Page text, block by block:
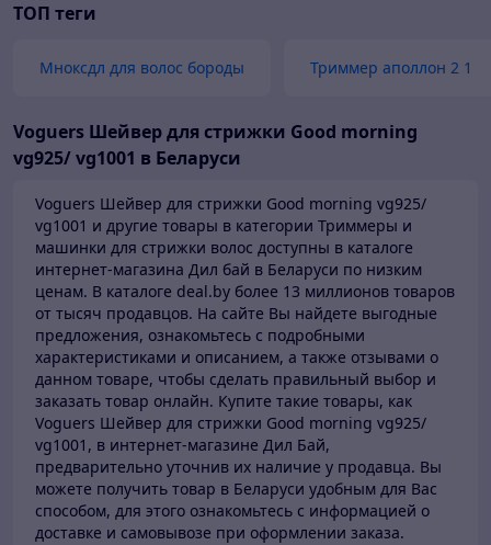
ТОП теги
Мноксдл для волос бороды Триммер аполлон 2 1
Voguers Шейвер для стрижки Good morning
vg925/ vg1001 в Беларуси
Voguers Шейвер для стрижки Good morning vg925/
vg1001 и другие товары в категории Триммеры и
машинки для стрижки волос доступны в каталоге
интернет-магазина Дил бай в Беларуси по низким
ценам. В каталоге deal.by более 13 миллионов товаров
от тысяч продавцов. На сайте Вы найдете выгодные
предложения, ознакомьтесь с подробными
характеристиками и описанием, а также отзывами о
данном товаре, чтобы сделать правильный выбор и
заказать товар онлайн. Купите такие товары, как
Voguers Шейвер для стрижки Good morning vg925/
vg1001, в интернет-магазине Дил Бай,
предварительно уточнив их наличие у продавца. Вы
можете получить товар в Беларуси удобным для Вас
способом, для этого ознакомьтесь с информацией о
доставке и самовывозе при оформлении заказа.